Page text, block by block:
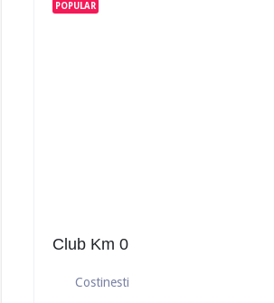
POPULAR
Club Km 0
Costinesti